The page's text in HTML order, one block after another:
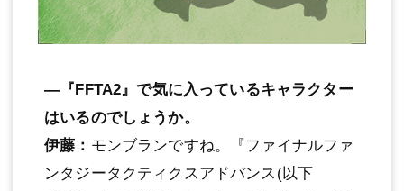
―『FFTA2』で気に入っているキャラクター
はいるのでしょうか。
伊藤： モンブランですね。『ファイナルファ
ンタジータクティクスアドバンス(以下